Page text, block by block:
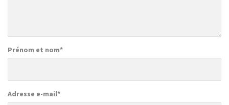
Prénom et nom*
Adresse e-mail*